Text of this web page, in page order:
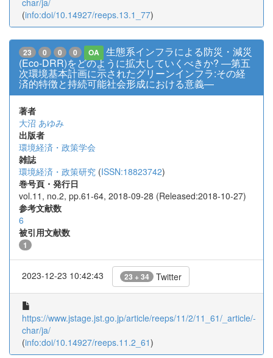
char/ja/
(info:doi/10.14927/reeps.13.1_77)
23 0 0 0 OA
生態系インフラによる防災・減災
(Eco-DRR)をどのように拡大していくべきか? ―第五
次環境基本計画に示されたグリーンインフラ:その経
済的特徴と持続可能社会形成における意義―
著者
大沼 あゆみ
出版者
環境経済・政策学会
雑誌
環境経済・政策研究 (ISSN:18823742)
巻号頁・発行日
vol.11, no.2, pp.61-64, 2018-09-28 (Released:2018-10-27)
参考文献数
6
被引用文献数
1
2023-12-23 10:42:43 23 + 34 Twitter
https://www.jstage.jst.go.jp/article/reeps/11/2/11_61/_article/-
char/ja/
(info:doi/10.14927/reeps.11.2_61)